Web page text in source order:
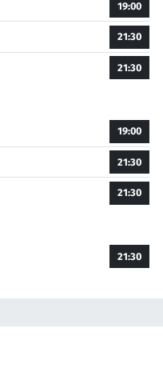
19:00
21:30
21:30
19:00
21:30
21:30
21:30